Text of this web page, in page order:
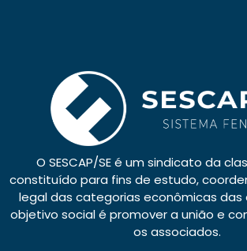
O SESCAP/SE é um sindicato da
constituído para fins de estudo,
legal das categorias econômicas das
objetivo social é promover a união e
os associados.